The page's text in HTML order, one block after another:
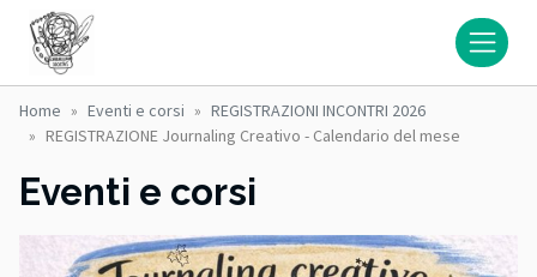
Home Eventi e corsi
REGISTRAZIONI INCONTRI 2026
REGISTRAZIONE Journaling Creativo - Calendario del mese
Eventi e corsi